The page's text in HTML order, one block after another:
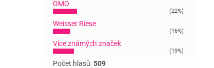
OMO
(22%)
Weisser Riese
(16%)
Více známých značek
(19%)
Počet hlasů:509